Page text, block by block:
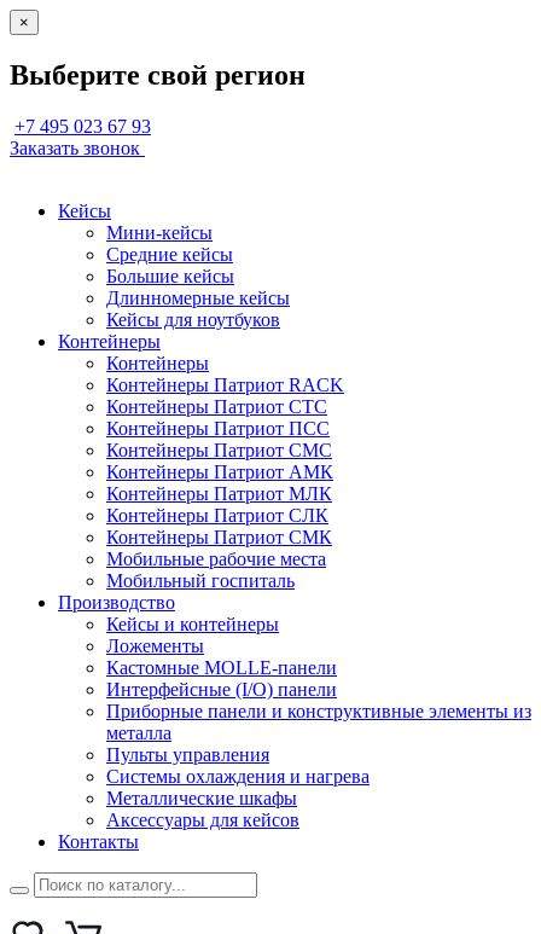
×
Выберите свой регион
+7 495 023 67 93
Заказать звонок
Кейсы
Мини-кейсы
Средние кейсы
Большие кейсы
Длинномерные кейсы
Кейсы для ноутбуков
Контейнеры
Контейнеры
Контейнеры Патриот RACK
Контейнеры Патриот СТС
Контейнеры Патриот ПСС
Контейнеры Патриот СМС
Контейнеры Патриот АМК
Контейнеры Патриот МЛК
Контейнеры Патриот СЛК
Контейнеры Патриот СМК
Мобильные рабочие места
Мобильный госпиталь
Производство
Кейсы и контейнеры
Ложементы
Кастомные MOLLE-панели
Интерфейсные (I/O) панели
Приборные панели и конструктивные элементы из
металла
Пульты управления
Системы охлаждения и нагрева
Металлические шкафы
Аксессуары для кейсов
Контакты